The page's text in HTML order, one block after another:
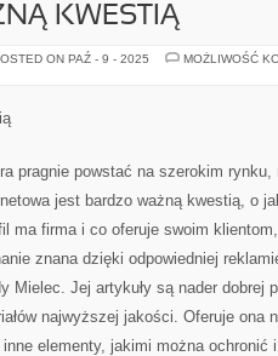
KWESTIĄ
ON PAŹ - 9 - 2025
MOŻLIWOŚĆ
pragnie powstać na szerokim
jest bardzo ważną kwestią, o
ma firma i co oferuje swoim
znana dzięki odpowiedniej
Mielec. Jej artykuły są nader dobrej
najwyższej jakości. Oferuje ona
elementy, jakimi można ochronić